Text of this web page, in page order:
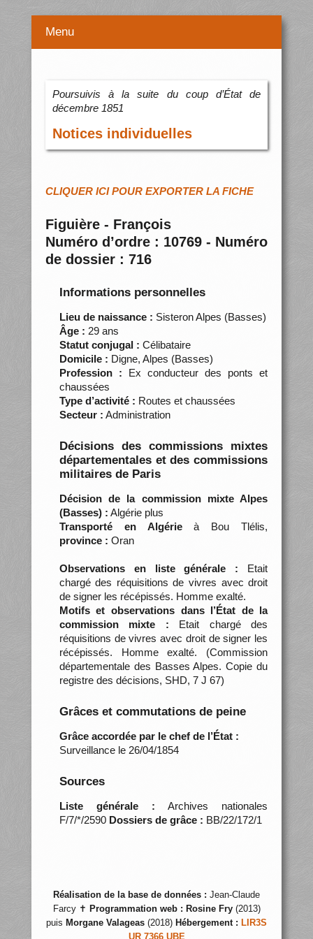
Menu
Poursuivis à la suite du coup d’État de
décembre 1851
Notices individuelles
CLIQUER ICI POUR EXPORTER LA FICHE
Figuière - François
Numéro d’ordre : 10769 - Numéro
de dossier : 716
Informations personnelles
Lieu de naissance : Sisteron Alpes (Basses)
Âge : 29 ans
Statut conjugal : Célibataire
Domicile : Digne, Alpes (Basses)
Profession : Ex conducteur des ponts et
chaussées
Type d’activité : Routes et chaussées
Secteur : Administration
Décisions des commissions mixtes
départementales et des commissions
militaires de Paris
Décision de la commission mixte Alpes
(Basses) : Algérie plus
Transporté en Algérieà Bou Tlélis,
province : Oran
Observations en liste générale : Etait
chargé des réquisitions de vivres avec droit
de signer les récépissés. Homme exalté.
Motifs et observations dans l’État de la
commission mixte : Etait chargé des
réquisitions de vivres avec droit de signer les
récépissés. Homme exalté. (Commission
départementale des Basses Alpes. Copie du
registre des décisions, SHD, 7 J 67)
Grâces et commutations de peine
Grâce accordée par le chef de l’État :
Surveillance le 26/04/1854
Sources
Liste générale : Archives nationales
F/7/*/2590 Dossiers de grâce : BB/22/172/1
Réalisation de la base de données : Jean-Claude
Farcy ✝ Programmation web : Rosine Fry(2013)
puis Morgane Valageas (2018) Hébergement : LIR3S
UR 7366 UBE